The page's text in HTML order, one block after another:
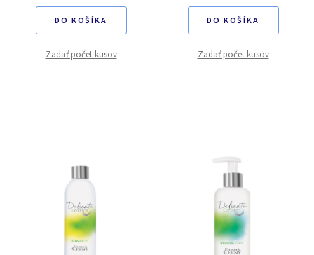
DO KOŠÍKA
Zadať počet kusov
DO KOŠÍKA
Zadať počet kusov